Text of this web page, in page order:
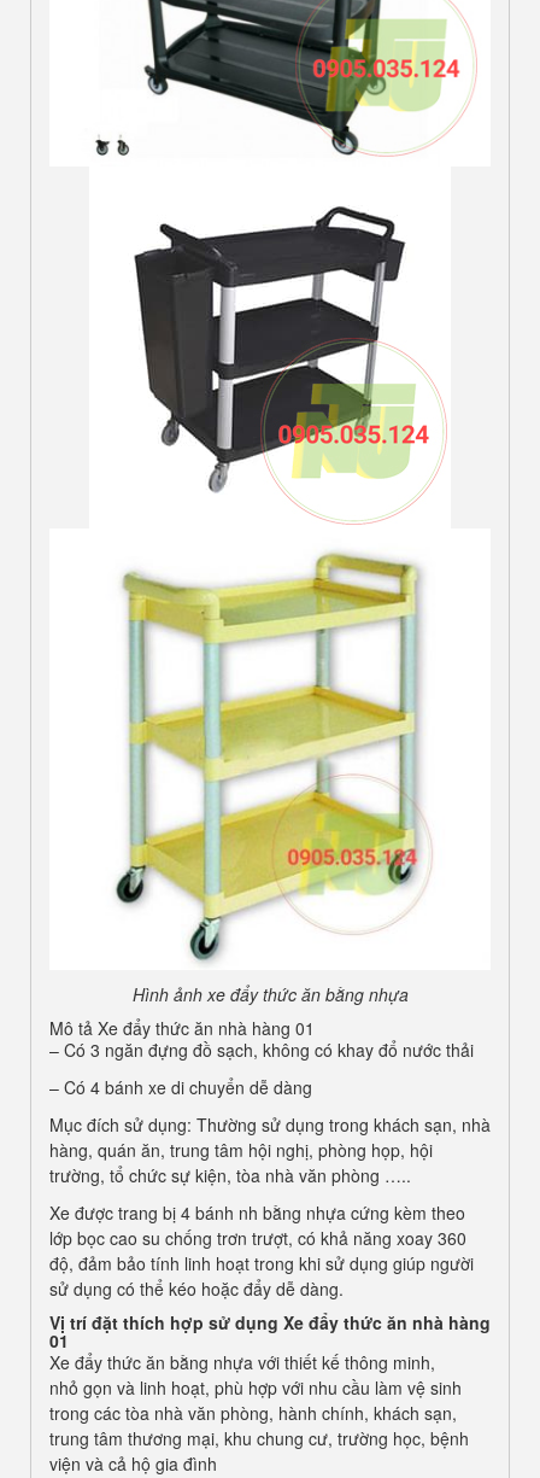
Hình ảnh xe đẩy thức ăn bằng nhựa
Mô tả Xe đẩy thức ăn nhà hàng 01
– Có 3 ngăn đựng đồ sạch, không có khay đổ nước thải
– Có 4 bánh xe di chuyển dễ dàng
Mục đích sử dụng: Thường sử dụng trong khách sạn, nhà
hàng, quán ăn, trung tâm hội nghị, phòng họp, hội
trường, tổ chức sự kiện, tòa nhà văn phòng …..
Xe được trang bị 4 bánh nh bằng nhựa cứng kèm theo
lớp bọc cao su chống trơn trượt, có khả năng xoay 360
độ, đảm bảo tính linh hoạt trong khi sử dụng giúp người
sử dụng có thể kéo hoặc đẩy dễ dàng.
Vị trí đặt thích hợp sử dụng Xe đẩy thức ăn nhà hàng
01
Xe đẩy thức ăn bằng nhựa với thiết kế thông minh,
nhỏ gọn và linh hoạt, phù hợp với nhu cầu làm vệ sinh
trong các tòa nhà văn phòng, hành chính, khách sạn,
trung tâm thương mại, khu chung cư, trường học, bệnh
viện và cả hộ gia đình